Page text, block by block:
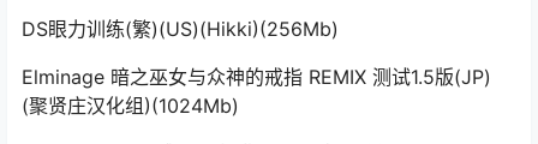
DS眼力训练(繁)(US)(Hikki)(256Mb)
Elminage 暗之巫女与众神的戒指 REMIX 测试1.5版(JP)
(聚贤庄汉化组)(1024Mb)